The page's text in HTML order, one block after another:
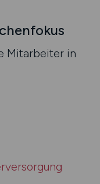
Mitarbeiter in